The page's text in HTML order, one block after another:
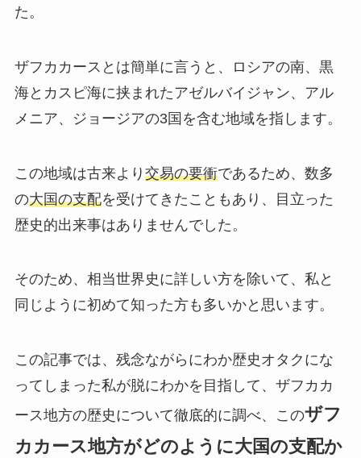
た。
ザフカカースとは簡単に言うと、ロシアの南、黒
海とカスピ海に挟まれたアゼルバイジャン、アル
メニア、ジョージアの3国を含む地域を指します。
この地域は古来より 交易の要衝であるため、数多
の大国の支配を受けてきたこともあり、目立った
歴史的出来事はありませんでした。
そのため、相当世界史に詳しい方を除いて、私と
同じように初めて知った方も多いかと思います。
この記事では、残念ながらにわか歴史オタクにな
ってしまった私が脱にわかを目指して、ザフカカ
ース地方の歴史について徹底的に調べ、このザフ
カカース地方がどのように大国の支配か